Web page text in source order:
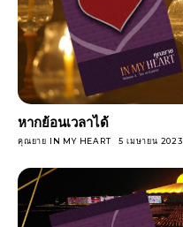
หากย้อนเวลาได้
คุณยาย IN MY HEART 5 เมษายน 2023